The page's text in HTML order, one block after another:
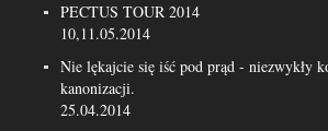
PECTUS TOUR 2014
10,11.05.2014
Nie lękajcie się iść pod prąd - niezwykły
kanonizacji.
25.04.2014